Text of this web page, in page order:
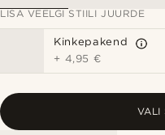
LISA VEELGI STIILI JUURDE
Kinkepakend
+ 4,95 €
VALI